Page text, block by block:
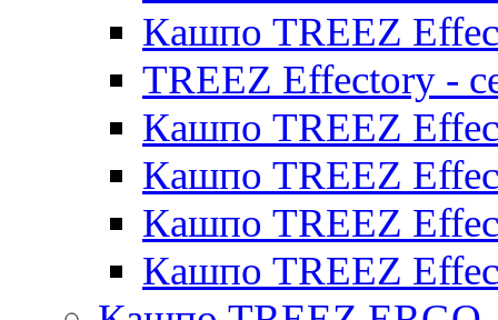
Кашпо TREEZ
TREEZ Effectory -
Кашпо TREEZ
Кашпо TREEZ
Кашпо TREEZ
Кашпо TREEZ